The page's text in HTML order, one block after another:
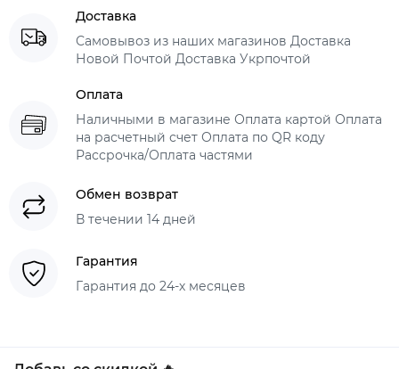
Доставка
Самовывоз из наших магазинов Доставка
Новой Почтой Доставка Укрпочтой
Оплата
Наличными в магазине Оплата картой Оплата
на расчетный счет Оплата по QR коду
Рассрочка/Оплата частями
Обмен возврат
В течении 14 дней
Гарантия
Гарантия до 24-х месяцев